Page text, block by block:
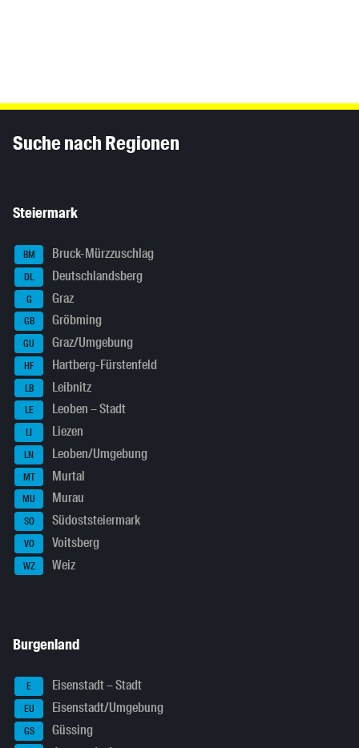
Suche nach Regionen
Steiermark
BM Bruck-Mürzzuschlag
DL Deutschlandsberg
G Graz
GB Gröbming
GU Graz/Umgebung
HF Hartberg-Fürstenfeld
LB Leibnitz
LE Leoben – Stadt
LI Liezen
LN Leoben/Umgebung
MT Murtal
MU Murau
SO Südoststeiermark
VO Voitsberg
WZ Weiz
Burgenland
E Eisenstadt – Stadt
EU Eisenstadt/Umgebung
GS Güssing